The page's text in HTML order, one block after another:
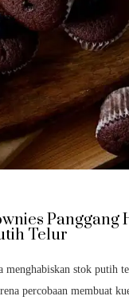
Panggang
Telur
menghabiskan stok putih
percobaan membuat